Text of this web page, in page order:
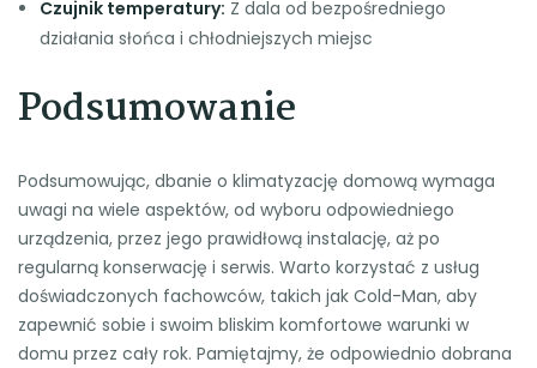
Czujnik temperatury: Z dala od bezpośredniego
działania słońca i chłodniejszych miejsc
Podsumowanie
Podsumowując, dbanie o klimatyzację domową wymaga
uwagi na wiele aspektów, od wyboru odpowiedniego
urządzenia, przez jego prawidłową instalację, aż po
regularną konserwację i serwis. Warto korzystać z usług
doświadczonych fachowców, takich jak Cold-Man, aby
zapewnić sobie i swoim bliskim komfortowe warunki w
domu przez cały rok. Pamiętajmy, że odpowiednio dobrana